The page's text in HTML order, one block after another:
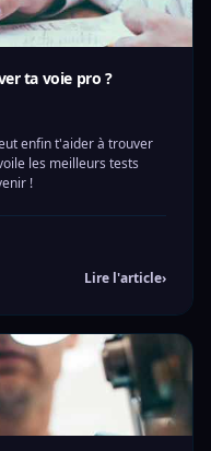
ta voie pro ?
enfin t'aider à trouver
les meilleurs tests
!
Lire l'article›